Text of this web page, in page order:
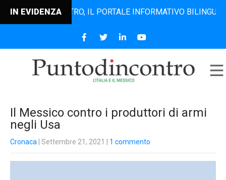
IN EVIDENZA IL PORTALE INFORMATIVO BILINGUE
Il Messico contro i produttori di armi
negli Usa
Cronaca | Settembre 21, 2021 1 commento